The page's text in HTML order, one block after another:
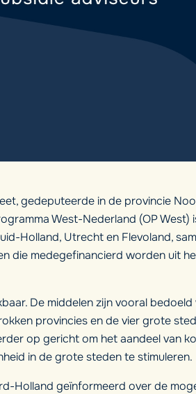
gedeputeerde in de provincie
West-Nederland (OP West)
Holland, Utrecht en Flevoland,
die medegefinancierd worden uit
De middelen zijn vooral
provincies en de vier grote
op gericht om het aandeel van
in de grote steden te stimuleren.
Holland geïnformeerd over de